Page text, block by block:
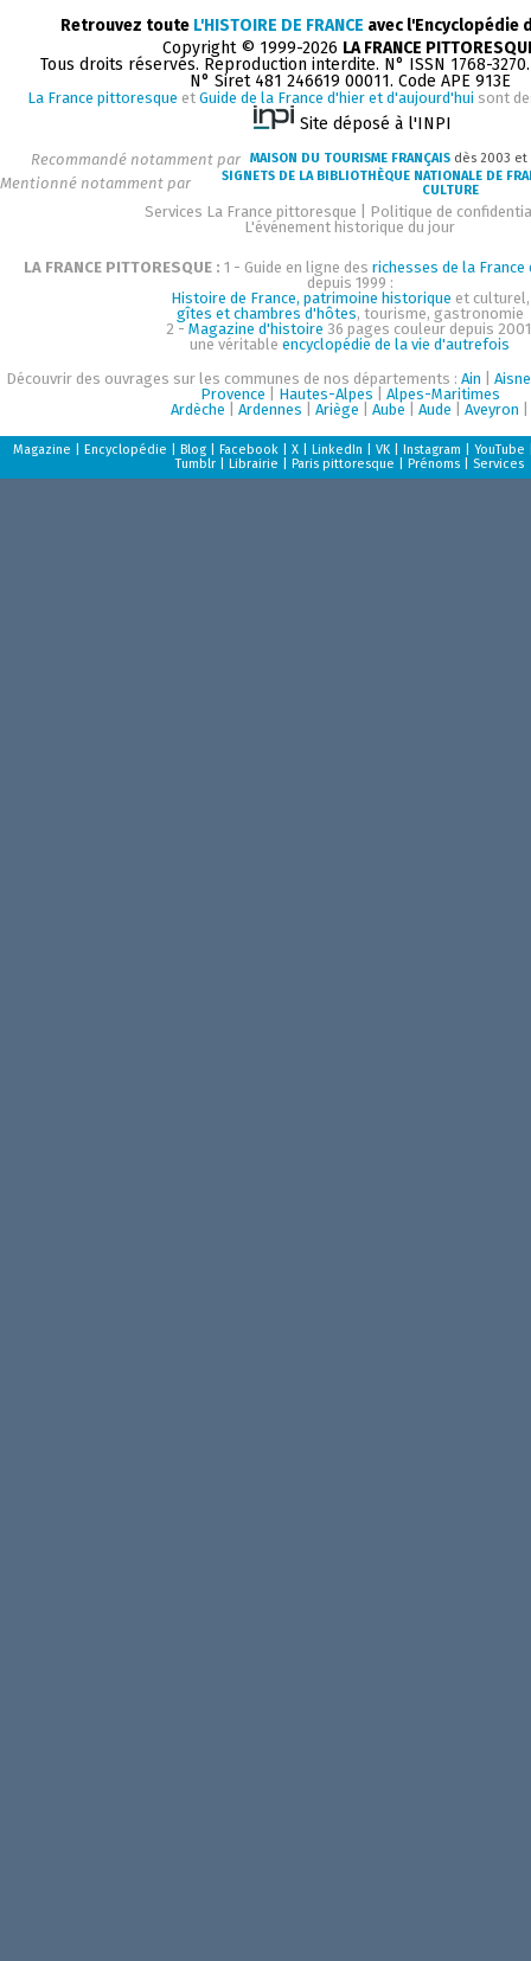
Retrouvez toute L'HISTOIRE DE FRANCE avec l'Encyclopédie
Copyright © 1999-2026 LA FRANCE
Tous droits réservés. Reproduction interdite. N° ISSN 1768-
N° Siret 481 246619 00011. Code APE 913E
La France pittoresque et Guide de la France d'hier et d'aujourd'hui sont
Site déposé à l'INPI
Recommandé notamment par MAISON DU TOURISME FRANÇAIS dès 2003 et
Mentionné notamment par
SIGNETS DE LA BIBLIOTHÈQUE NATIONALE DE
CULTURE
Services La France pittoresque
Politique de
L'événement historique du jour
LA FRANCE PITTORESQUE : 1 - Guide en ligne des richesses de la
depuis 1999 :
Histoire de France, patrimoine historique et culturel,
gîtes et chambres d'hôtes, tourisme, gastronomie
2 - Magazine d'histoire 36 pages couleur depuis
une véritable encyclopédie de la vie d'autrefois
Découvrir des ouvrages sur les communes de nos départements : Ain
Aisne
Provence
Hautes-Alpes
Alpes-Maritimes
Ardèche
Ardennes Ariège Aube Aude Aveyron
Magazine Encyclopédie Blog Facebook X LinkedIn VK Instagram YouTube
Tumblr
Librairie Paris pittoresque Prénoms Services